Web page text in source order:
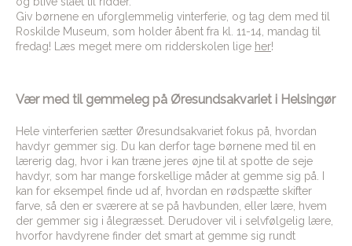
Giv børnene en uforglemmelig vinterferie, og tag dem med til
Roskilde Museum, som holder åbent fra kl. 11-14, mandag til
fredag! Læs meget mere om ridderskolen lige her!
Vær med til gemmeleg på Øresundsakvariet i Helsingør
Hele vinterferien sætter Øresundsakvariet fokus på, hvordan
havdyr gemmer sig. Du kan derfor tage børnene med til en
lærerig dag, hvor i kan træne jeres øjne til at spotte de seje
havdyr, som har mange forskellige måder at gemme sig på. I
kan for eksempel finde ud af, hvordan en rødspætte skifter
farve, så den er sværere at se på havbunden, eller lære, hvem
der gemmer sig i ålegræsset. Derudover vil i selvfølgelig lære,
hvorfor havdyrene finder det smart at gemme sig rundt